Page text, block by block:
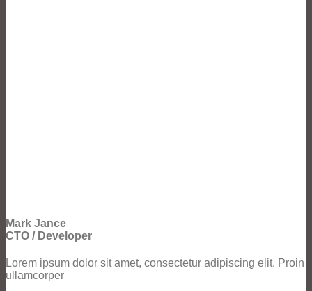
Mark Jance
CTO / Developer
Lorem ipsum dolor sit amet, consectetur adipiscing elit. Proin
ullamcorper